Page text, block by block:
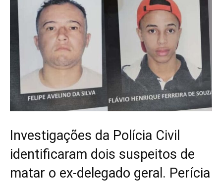
Investigações da Polícia Civil
identificaram dois suspeitos de
matar o ex-delegado geral. Perícia